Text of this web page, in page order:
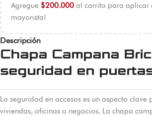
Agregue $200.000 al carrito para aplicar
mayorista!
Descripción
Chapa Campana
seguridad en
La seguridad en accesos es un aspecto clave
viviendas, oficinas o negocios. La chapa